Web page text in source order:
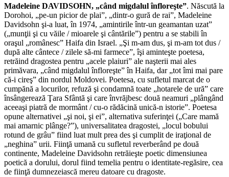
Madeleine DAVIDSOHN, „când migdalul înfloreşte”. Născută la
Dorohoi, „pe-un picior de plai”, „dintr-o gură de rai”, Madeleine
Davidsohn şi-a luat, în 1974, „amintirile într-un geamantan uzat”
(„munţii şi cu văile / mioarele şi cântările”) pentru a se stabili în
oraşul „românesc” Haifa din Israel. „Şi m-am dus, şi m-am tot dus /
după alte cântece / zilele să-mi farmece”, îşi aminteşte poetesa,
retrăind dragostea pentru „acele plaiuri” ale naşterii mai ales
primăvara, „când migdalul înfloreşte” în Haifa, dar „tot îmi mai pare
că-i cireş” din nordul Moldovei. Poetesa, cu sufletul marcat de o
cumpănă a locurilor, refuză şi condamnă toate „hotarele de ură” care
însângerează Ţara Sfântă şi care învrăjbesc două neamuri „plângând
aceeaşi piatră de mormânt / cu-o rădăcină unică-n istorie”. Poetesa
opune alternativei „şi noi, şi ei”, alternativa suferinţei („Care mamă
mai amarnic plânge?”), universalitatea dragostei, „locul bobului
rotund de grâu” fiind luat mult prea des şi cumplit de iraţional de
„neghina” urii. Fiinţă umană cu sufletul reverberând pe două
continente, Madeleine Davidsohn retrăieşte poetic dimensiunea
poetică a dorului, dorul fiind temelia pentru o identitate-regăsire, cea
de fiinţă dumnezeiască mereu datoare cu dragoste.